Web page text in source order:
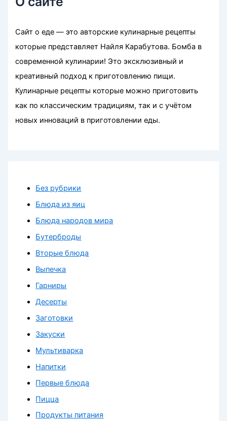
Сайт о еде — это авторские кулинарные рецепты
которые представляет Найля Карабутова. Бомба в
современной кулинарии! Это эксклюзивный и
креативный подход к приготовлению пищи.
Кулинарные рецепты которые можно приготовить
как по классическим традициям, так и с учётом
новых инноваций в приготовлении еды.
Без рубрики
Блюда из яиц
Блюда народов мира
Бутерброды
Вторые блюда
Выпечка
Гарниры
Десерты
Заготовки
Закуски
Мультиварка
Напитки
Первые блюда
Пицца
Продукты питания